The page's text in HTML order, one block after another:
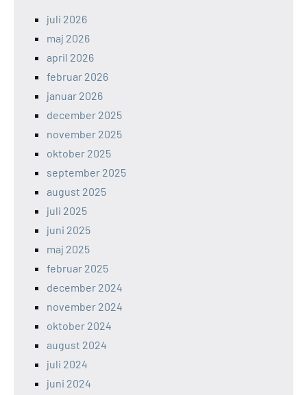
juli 2026
maj 2026
april 2026
februar 2026
januar 2026
december 2025
november 2025
oktober 2025
september 2025
august 2025
juli 2025
juni 2025
maj 2025
februar 2025
december 2024
november 2024
oktober 2024
august 2024
juli 2024
juni 2024